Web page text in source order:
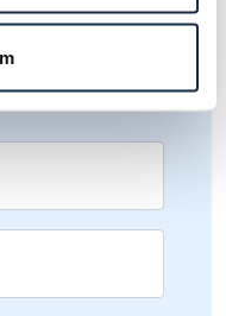
poptávku